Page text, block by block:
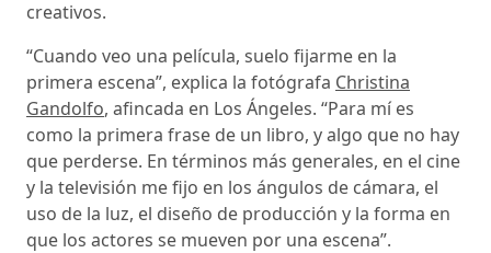
creativos.
“Cuando veo una película, suelo fijarme en la
primera escena”, explica la fotógrafa Christina
Gandolfo, afincada en Los Ángeles. “Para mí es
como la primera frase de un libro, y algo que no hay
que perderse. En términos más generales, en el cine
y la televisión me fijo en los ángulos de cámara, el
uso de la luz, el diseño de producción y la forma en
que los actores se mueven por una escena”.